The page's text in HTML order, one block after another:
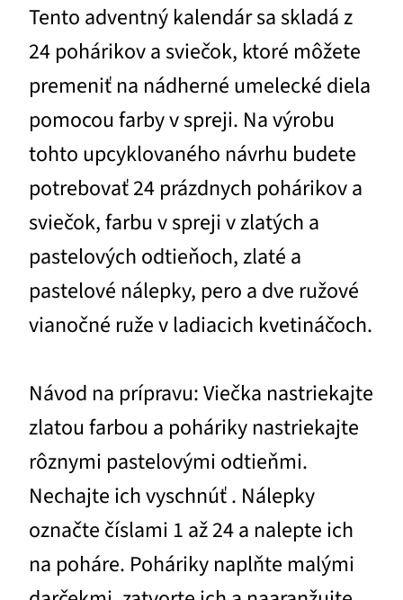
Tento adventný kalendár sa skladá z
24 pohárikov a sviečok, ktoré môžete
premeniť na nádherné umelecké diela
pomocou farby v spreji. Na výrobu
tohto upcyklovaného návrhu budete
potrebovať 24 prázdnych pohárikov a
sviečok, farbu v spreji v zlatých a
pastelových odtieňoch, zlaté a
pastelové nálepky, pero a dve ružové
vianočné ruže v ladiacich kvetináčoch.
Návod na prípravu: Viečka nastriekajte
zlatou farbou a poháriky nastriekajte
rôznymi pastelovými odtieňmi.
Nechajte ich vyschnúť . Nálepky
označte číslami 1 až 24 a nalepte ich
na poháre. Poháriky naplňte malými